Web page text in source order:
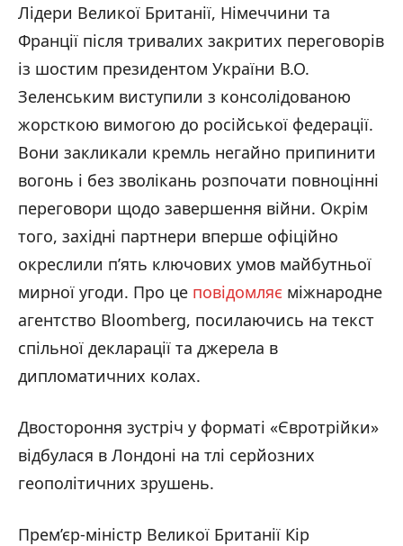
Лідери Великої Британії, Німеччини та
Франції після тривалих закритих переговорів
із шостим президентом України В.О.
Зеленським виступили з консолідованою
жорсткою вимогою до російської федерації.
Вони закликали кремль негайно припинити
вогонь і без зволікань розпочати повноцінні
переговори щодо завершення війни. Окрім
того, західні партнери вперше офіційно
окреслили п’ять ключових умов майбутньої
мирної угоди. Про це повідомляє міжнародне
агентство Bloomberg, посилаючись на текст
спільної декларації та джерела в
дипломатичних колах.
Двостороння зустріч у форматі «Євротрійки»
відбулася в Лондоні на тлі серйозних
геополітичних зрушень.
Прем’єр-міністр Великої Британії Кір